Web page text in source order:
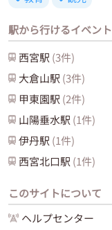
駅から行けるイベント
西宮駅 (3件)
大倉山駅 (3件)
甲東園駅 (2件)
山陽垂水駅 (1件)
伊丹駅 (1件)
西宮北口駅 (1件)
このサイトについて
ヘルプセンター